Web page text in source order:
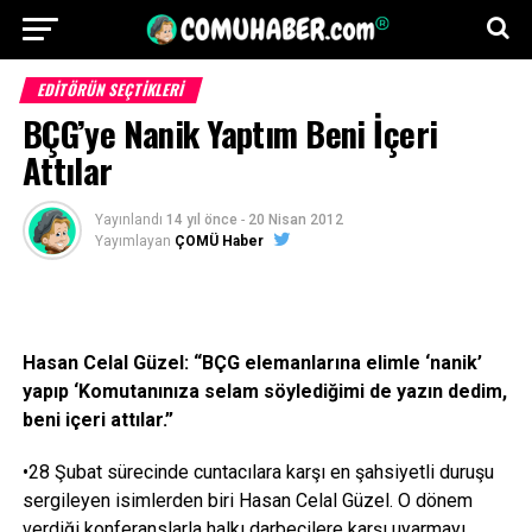
EDITÖRÜN SEÇTIKLERI
BÇG’ye Nanik Yaptım Beni İçeri
Attılar
Yayınlandı 14 yıl önce - 20 Nisan 2012
Yayımlayan ÇOMÜ Haber
Hasan Celal Güzel: “BÇG elemanlarına elimle ‘nanik’
yapıp ‘Komutanınıza selam söylediğimi de yazın dedim,
beni içeri attılar.”
•28 Şubat sürecinde cuntacılara karşı en şahsiyetli duruşu
sergileyen isimlerden biri Hasan Celal Güzel. O dönem